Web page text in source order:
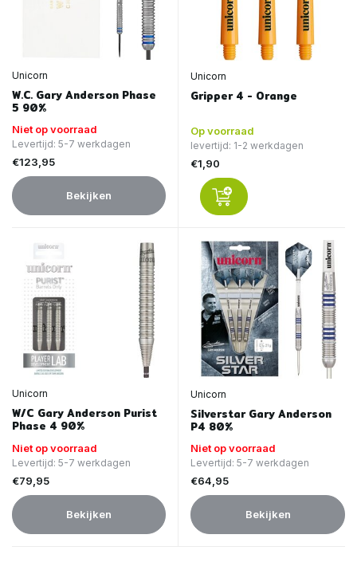
Unicorn
W.C. Gary Anderson Phase
5 90%
Niet op voorraad
Levertijd: 5-7 werkdagen
€123,95
Bekijken
Unicorn
Gripper 4 - Orange
Op voorraad
levertijd: 1-2 werkdagen
€1,90
Unicorn
W/C Gary Anderson Purist
Phase 4 90%
Niet op voorraad
Levertijd: 5-7 werkdagen
€79,95
Bekijken
Unicorn
Silverstar Gary Anderson
P4 80%
Niet op voorraad
Levertijd: 5-7 werkdagen
€64,95
Bekijken